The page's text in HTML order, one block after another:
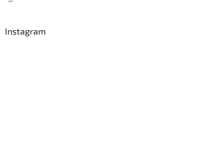
Instagram